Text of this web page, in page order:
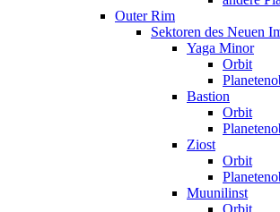
Outer Rim
Sektoren des Neuen
Yaga Minor
Orbit
Bastion
Orbit
Ziost
Orbit
Muunilinst
Orbit